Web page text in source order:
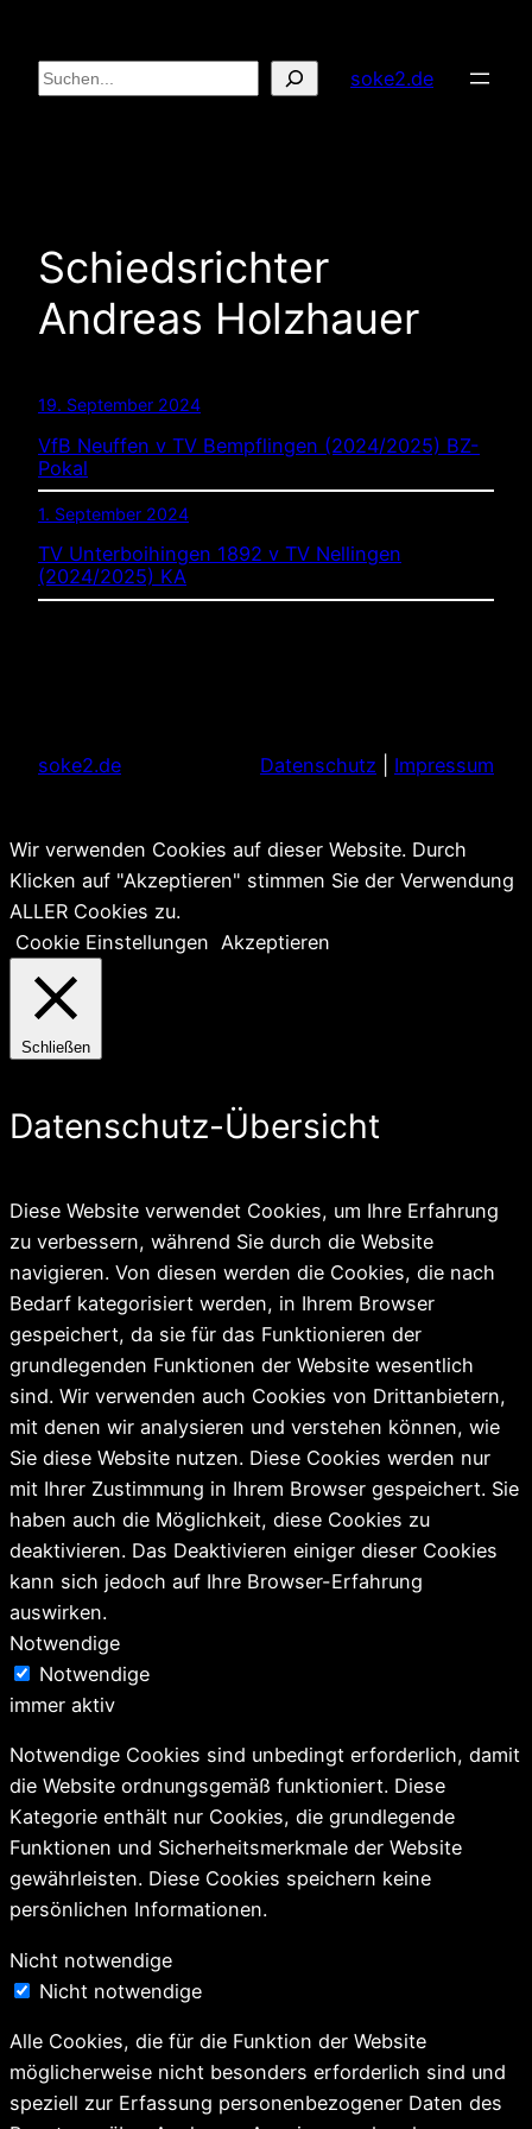
Inhalt
springen
Suchen soke2.de
Schiedsrichter
Andreas Holzhauer
19. September 2024
VfB Neuffen v TV Bempflingen (2024/2025) BZ-
Pokal
1. September 2024
TV Unterboihingen 1892 v TV Nellingen
(2024/2025) KA
soke2.de Datenschutz Impressum
Wir verwenden Cookies auf dieser Website. Durch
Klicken auf "Akzeptieren" stimmen Sie der Verwendung
ALLER Cookies zu.
Cookie Einstellungen Akzeptieren
Schließen
Datenschutz-Übersicht
Diese Website verwendet Cookies, um Ihre Erfahrung
zu verbessern, während Sie durch die Website
navigieren. Von diesen werden die Cookies, die nach
Bedarf kategorisiert werden, in Ihrem Browser
gespeichert, da sie für das Funktionieren der
grundlegenden Funktionen der Website wesentlich
sind. Wir verwenden auch Cookies von Drittanbietern,
mit denen wir analysieren und verstehen können, wie
Sie diese Website nutzen. Diese Cookies werden nur
mit Ihrer Zustimmung in Ihrem Browser gespeichert. Sie
haben auch die Möglichkeit, diese Cookies zu
deaktivieren. Das Deaktivieren einiger dieser Cookies
kann sich jedoch auf Ihre Browser-Erfahrung
auswirken.
Notwendige
Notwendige
immer aktiv
Notwendige Cookies sind unbedingt erforderlich, damit
die Website ordnungsgemäß funktioniert. Diese
Kategorie enthält nur Cookies, die grundlegende
Funktionen und Sicherheitsmerkmale der Website
gewährleisten. Diese Cookies speichern keine
persönlichen Informationen.
Nicht notwendige
Nicht notwendige
Alle Cookies, die für die Funktion der Website
möglicherweise nicht besonders erforderlich sind und
speziell zur Erfassung personenbezogener Daten des